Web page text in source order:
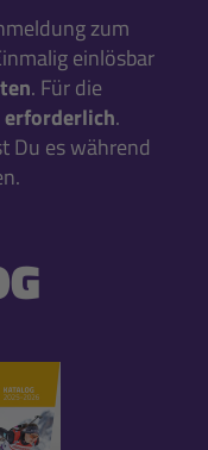
zum
einlösbar
. Für die
.
Du es während